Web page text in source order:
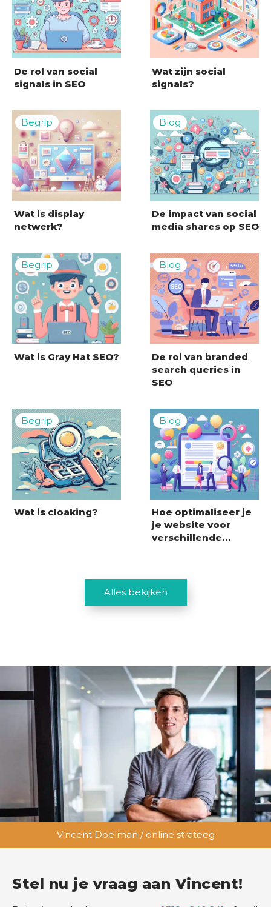
De rol van social
signals in SEO
Wat zijn social
signals?
Wat is display
netwerk?
De impact van social
media shares op SEO
Wat is Gray Hat SEO?
De rol van branded
search queries in
SEO
Wat is cloaking?
Hoe optimaliseer je
je website voor
verschillende…
Alles bekijken
Vincent Doelman / online strateeg
Stel nu je vraag aan Vincent!